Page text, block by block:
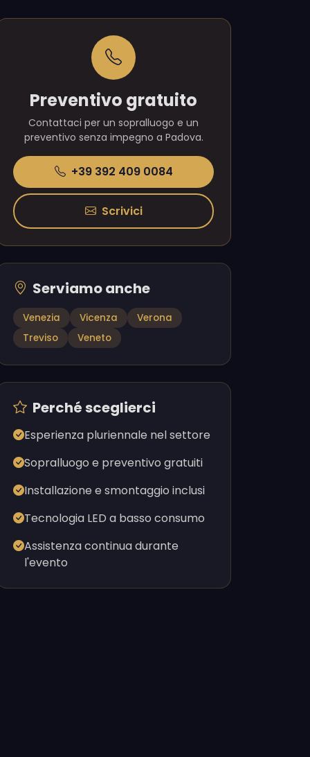
Preventivo gratuito
Contattaci per un sopralluogo e un
preventivo senza impegno a Padova.
+39 392 409 0084
Scrivici
Serviamo anche
Venezia Vicenza
Verona
Treviso
Veneto
Perché sceglierci
Esperienza pluriennale nel settore
Sopralluogo e preventivo gratuiti
Installazione e smontaggio inclusi
Tecnologia LED a basso consumo
Assistenza continua durante
l'evento